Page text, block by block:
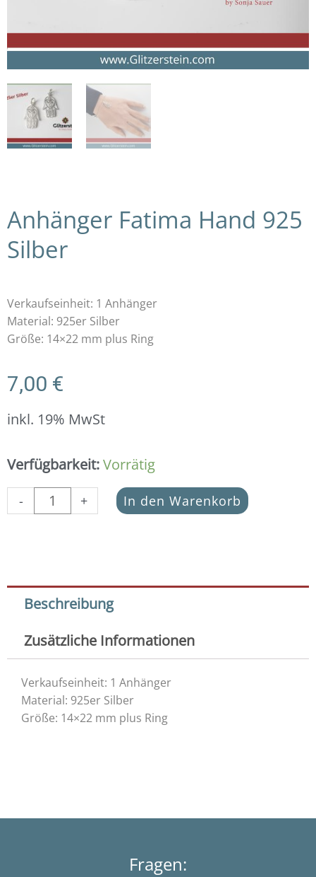
Anhänger Fatima Hand 925
Silber
Verkaufseinheit: 1 Anhänger
Material: 925er Silber
Größe: 14×22 mm plus Ring
7,00 €
inkl. 19% MwSt
Verfügbarkeit:Vorrätig
-
Anhänger
Hand
925
+ In den Warenkorb
Beschreibung
Zusätzliche Informationen
Verkaufseinheit: 1 Anhänger
Material: 925er Silber
Größe: 14×22 mm plus Ring
Fragen: